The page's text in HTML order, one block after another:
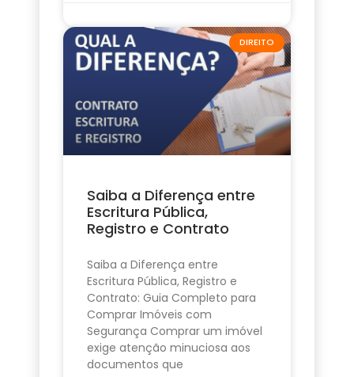
DIREITO
Saiba a Diferença entre
Escritura Pública,
Registro e Contrato
Saiba a Diferença entre
Escritura Pública, Registro e
Contrato: Guia Completo para
Comprar Imóveis com
Segurança Comprar um imóvel
exige atenção minuciosa aos
documentos que